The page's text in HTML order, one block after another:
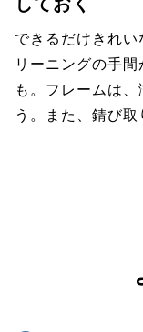
できるだけきれ
リーニングの手
も。フレームは
う。また、錆び取